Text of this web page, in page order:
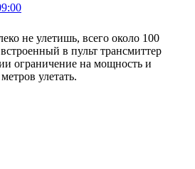
не улетишь, всего около 100
в пульт трансмиттер
ограничение на мощность и
улетать.